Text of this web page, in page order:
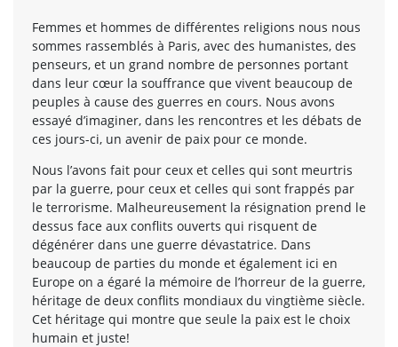
Femmes et hommes de différentes religions nous nous
sommes rassemblés à Paris, avec des humanistes, des
penseurs, et un grand nombre de personnes portant
dans leur cœur la souffrance que vivent beaucoup de
peuples à cause des guerres en cours. Nous avons
essayé d’imaginer, dans les rencontres et les débats de
ces jours-ci, un avenir de paix pour ce monde.
Nous l’avons fait pour ceux et celles qui sont meurtris
par la guerre, pour ceux et celles qui sont frappés par
le terrorisme. Malheureusement la résignation prend le
dessus face aux conflits ouverts qui risquent de
dégénérer dans une guerre dévastatrice. Dans
beaucoup de parties du monde et également ici en
Europe on a égaré la mémoire de l’horreur de la guerre,
héritage de deux conflits mondiaux du vingtième siècle.
Cet héritage qui montre que seule la paix est le choix
humain et juste!